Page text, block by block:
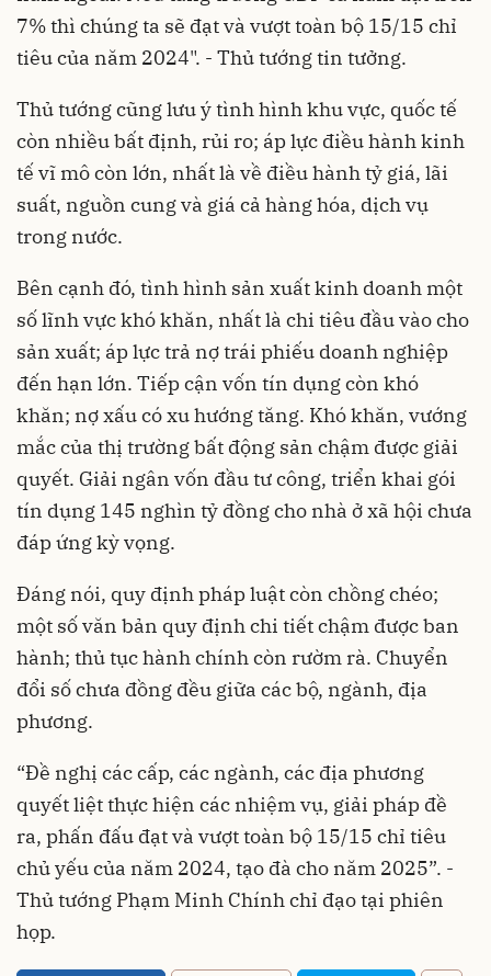
7% thì chúng ta sẽ đạt và vượt toàn bộ 15/15 chỉ
tiêu của năm 2024". - Thủ tướng tin tưởng.
Thủ tướng cũng lưu ý tình hình khu vực, quốc tế
còn nhiều bất định, rủi ro; áp lực điều hành kinh
tế vĩ mô còn lớn, nhất là về điều hành tỷ giá, lãi
suất, nguồn cung và giá cả hàng hóa, dịch vụ
trong nước.
Bên cạnh đó, tình hình sản xuất kinh doanh một
số lĩnh vực khó khăn, nhất là chi tiêu đầu vào cho
sản xuất; áp lực trả nợ trái phiếu doanh nghiệp
đến hạn lớn. Tiếp cận vốn tín dụng còn khó
khăn; nợ xấu có xu hướng tăng. Khó khăn, vướng
mắc của thị trường bất động sản chậm được giải
quyết. Giải ngân vốn đầu tư công, triển khai gói
tín dụng 145 nghìn tỷ đồng cho nhà ở xã hội chưa
đáp ứng kỳ vọng.
Đáng nói, quy định pháp luật còn chồng chéo;
một số văn bản quy định chi tiết chậm được ban
hành; thủ tục hành chính còn rườm rà. Chuyển
đổi số chưa đồng đều giữa các bộ, ngành, địa
phương.
“Đề nghị các cấp, các ngành, các địa phương
quyết liệt thực hiện các nhiệm vụ, giải pháp đề
ra, phấn đấu đạt và vượt toàn bộ 15/15 chỉ tiêu
chủ yếu của năm 2024, tạo đà cho năm 2025”. -
Thủ tướng Phạm Minh Chính chỉ đạo tại phiên
họp.